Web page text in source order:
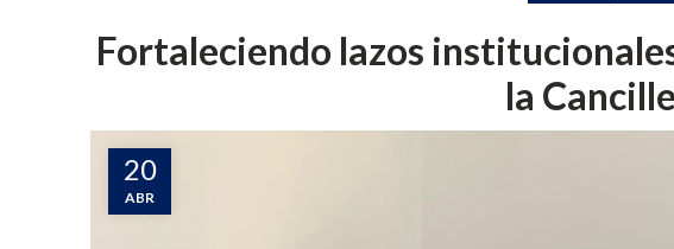
Fortaleciendo lazos
la
20
ABR